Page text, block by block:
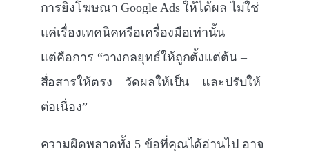
การยิงโฆษณา Google Ads ให้ได้ผล ไม่ใช่
แค่เรื่องเทคนิคหรือเครื่องมือเท่านั้น
แต่คือการ “วางกลยุทธ์ให้ถูกตั้งแต่ต้น –
สื่อสารให้ตรง – วัดผลให้เป็น – และปรับให้
ต่อเนื่อง”
ความผิดพลาดทั้ง 5 ข้อที่คุณได้อ่านไป อาจ